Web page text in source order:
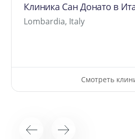
Клиника Сан Донато в
Lombardia, Italy
Смотреть